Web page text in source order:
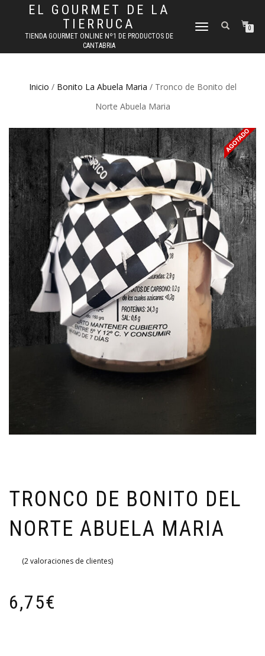
EL GOURMET DE LA
TIERRUCA
TIENDA GOURMET ONLINE Nº1 DE PRODUCTOS DE
CANTABRIA
CAMBIAR
0
Inicio / Bonito La Abuela Maria / Tronco de Bonito del
Norte Abuela Maria
TRONCO DE BONITO DEL
NORTE ABUELA MARIA
(2valoraciones de clientes)
6,75€